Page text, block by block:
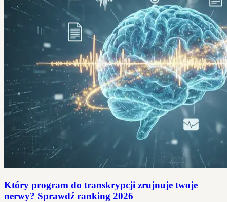
Który program do transkrypcji zrujnuje twoje
nerwy? Sprawdź ranking 2026